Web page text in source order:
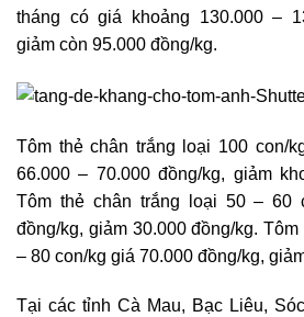
tháng có giá khoảng 130.000 –
giảm còn 95.000 đồng/kg.
Tôm thẻ chân trắng loại 100 con/
66.000 – 70.000 đồng/kg, giảm
Tôm thẻ chân trắng loại 50 – 60
đồng/kg, giảm 30.000 đồng/kg.
– 80 con/kg giá 70.000 đồng/kg,
Tại các tỉnh Cà Mau, Bạc Liêu,